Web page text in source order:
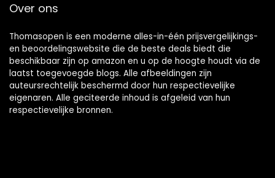
Over ons
Thomasopen is een moderne alles-in-één prijsvergelijkings-
en beoordelingswebsite die de beste deals biedt die
beschikbaar zijn op amazon en u op de hoogte houdt via de
laatst toegevoegde blogs. Alle afbeeldingen zijn
auteursrechtelijk beschermd door hun respectievelijke
eigenaren. Alle geciteerde inhoud is afgeleid van hun
respectievelijke bronnen.